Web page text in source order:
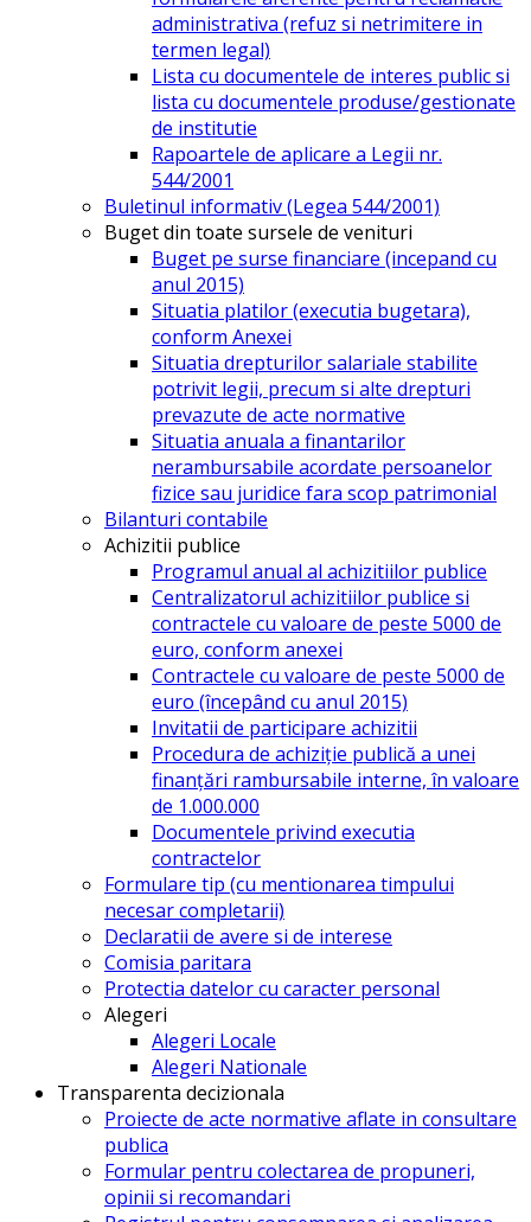
administrativa (refuz si netrimitere in
termen legal)
Lista cu documentele de interes public si
lista cu documentele produse/gestionate
de institutie
Rapoartele de aplicare a Legii nr.
544/2001
Buletinul informativ (Legea 544/2001)
Buget din toate sursele de venituri
Buget pe surse financiare (incepand cu
anul 2015)
Situatia platilor (executia bugetara),
conform Anexei
Situatia drepturilor salariale stabilite
potrivit legii, precum si alte drepturi
prevazute de acte normative
Situatia anuala a finantarilor
nerambursabile acordate persoanelor
fizice sau juridice fara scop patrimonial
Bilanturi contabile
Achizitii publice
Programul anual al achizitiilor publice
Centralizatorul achizitiilor publice si
contractele cu valoare de peste 5000 de
euro, conform anexei
Contractele cu valoare de peste 5000 de
euro (începând cu anul 2015)
Invitatii de participare achizitii
Procedura de achiziție publică a unei
finanțări rambursabile interne, în valoare
de 1.000.000
Documentele privind executia
contractelor
Formulare tip (cu mentionarea timpului
necesar completarii)
Declaratii de avere si de interese
Comisia paritara
Protectia datelor cu caracter personal
Alegeri
Alegeri Locale
Alegeri Nationale
Transparenta decizionala
Proiecte de acte normative aflate in consultare
publica
Formular pentru colectarea de propuneri,
opinii si recomandari